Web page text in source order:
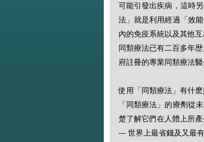
可能引發出疾病，這時
法」就是利用經過「效
內的免疫系統以及其他
同類療法已有二百多年
府註冊的專業同類療法醫
使用「同類療法」有什麽
「同類療法」的療劑從
楚了解它們在人體上所
--- 世界上最省錢及又最